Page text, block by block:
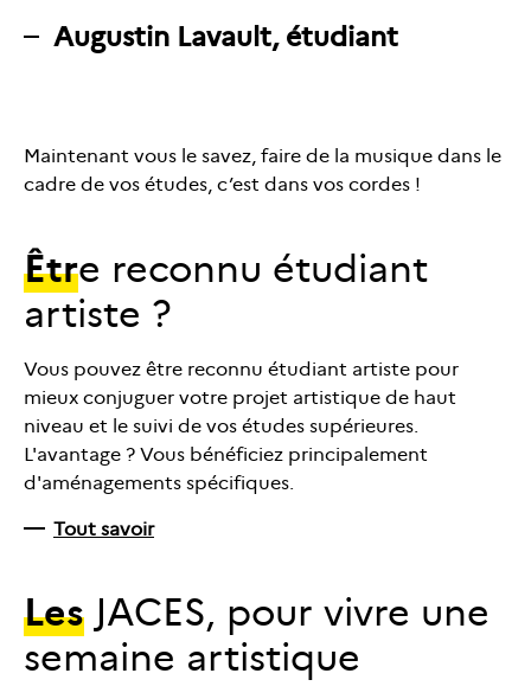
Augustin Lavault, étudiant
Maintenant vous le savez, faire de la musique dans le
cadre de vos études, c’est dans vos cordes !
Être reconnu étudiant
artiste ?
Vous pouvez être reconnu étudiant artiste pour
mieux conjuguer votre projet artistique de haut
niveau et le suivi de vos études supérieures.
L'avantage ? Vous bénéficiez principalement
d'aménagements spécifiques.
Tout savoir
Les JACES, pour vivre une
semaine artistique